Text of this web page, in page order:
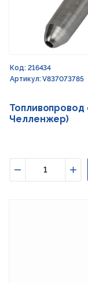
Код: 216434
Артикул: V837073785
Топливопровод
Челленжер)